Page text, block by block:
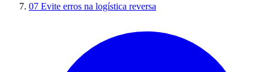
07 Evite erros na logística reversa